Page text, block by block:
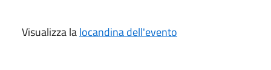
Visualizza lalocandina dell'evento